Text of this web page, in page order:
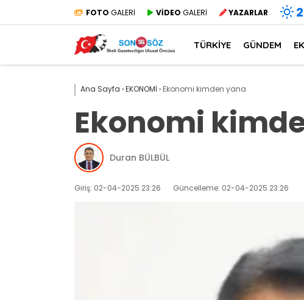
FOTO GALERİ VİDEO GALERİ YAZARLAR
TÜRKİYE GÜNDEM
Ana Sayfa ›EKONOMİ › Ekonomi kimden yana
Ekonomi
Duran BÜLBÜL
Giriş: 02-04-2025 23:26 Güncelleme: 02-04-2025 23:26